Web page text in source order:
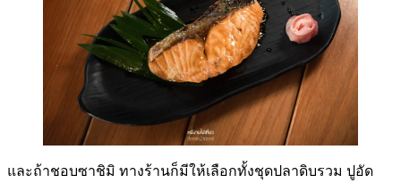
และถ้าชอบซาชิมิ ทางร้านก็มีให้เลือกทั้งชุดปลาดิบรวม ปูอัด